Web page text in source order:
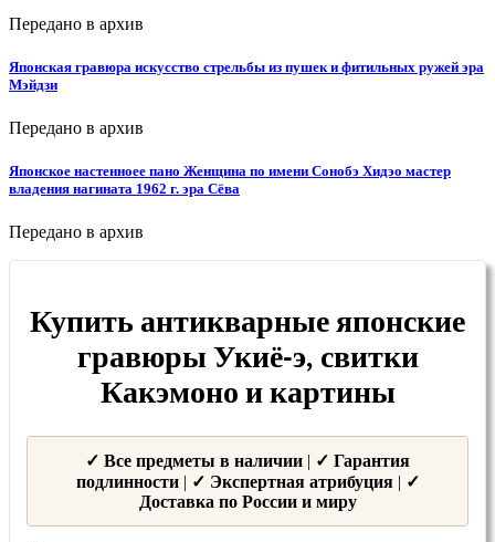
Передано в архив
Японская гравюра искусство стрельбы из пушек и фитильных ружей эра
Мэйдзи
Передано в архив
Японское настенноее пано Женщина по имени Сонобэ Хидэо мастер
владения нагината 1962 г. эра Сёва
Передано в архив
Купить антикварные японские
гравюры Укиё-э, свитки
Какэмоно и картины
✓ Все предметы в наличии | ✓ Гарантия
подлинности| ✓ Экспертная атрибуция| ✓
Доставка по России и миру